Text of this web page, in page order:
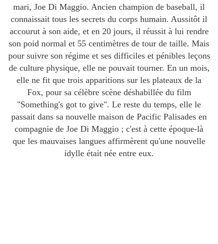
mari, Joe Di Maggio. Ancien champion de baseball, il
connaissait tous les secrets du corps humain. Aussitôt il
accourut à son aide, et en 20 jours, il réussit à lui rendre
son poid normal et 55 centimètres de tour de taille. Mais
pour suivre son régime et ses difficiles et pénibles leçons
de culture physique, elle ne pouvait tourner. En un mois,
elle ne fit que trois apparitions sur les plateaux de la
Fox, pour sa célèbre scène déshabillée du film
"Something's got to give". Le reste du temps, elle le
passait dans sa nouvelle maison de Pacific Palisades en
compagnie de Joe Di Maggio ; c'est à cette époque-là
que les mauvaises langues affirmèrent qu'une nouvelle
idylle était née entre eux.